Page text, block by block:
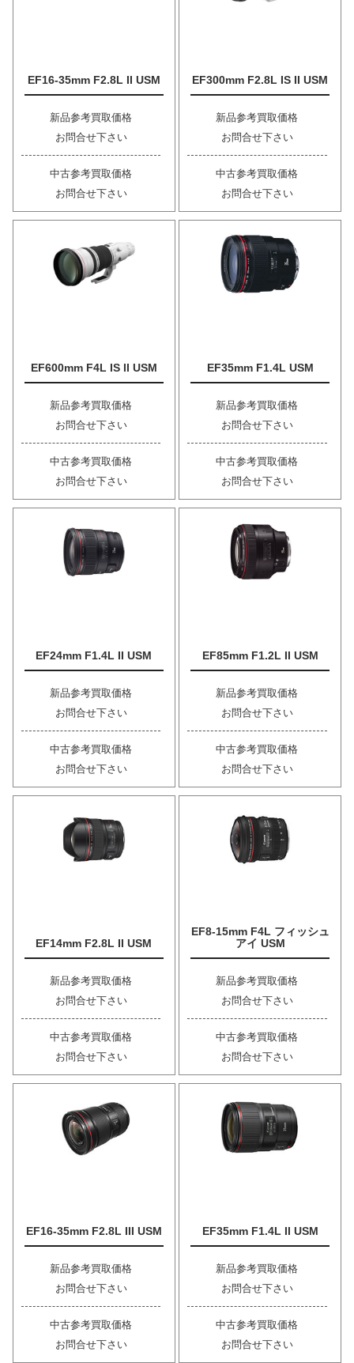
EF16-35mm F2.8L II USM
新品参考買取価格
お問合せ下さい
中古参考買取価格
お問合せ下さい
EF300mm F2.8L IS II USM
新品参考買取価格
お問合せ下さい
中古参考買取価格
お問合せ下さい
EF600mm F4L IS II USM
新品参考買取価格
お問合せ下さい
中古参考買取価格
お問合せ下さい
EF35mm F1.4L USM
新品参考買取価格
お問合せ下さい
中古参考買取価格
お問合せ下さい
EF24mm F1.4L II USM
新品参考買取価格
お問合せ下さい
中古参考買取価格
お問合せ下さい
EF85mm F1.2L II USM
新品参考買取価格
お問合せ下さい
中古参考買取価格
お問合せ下さい
EF14mm F2.8L II USM
新品参考買取価格
お問合せ下さい
中古参考買取価格
お問合せ下さい
EF8-15mm F4L フィッシュ
アイ USM
新品参考買取価格
お問合せ下さい
中古参考買取価格
お問合せ下さい
EF16-35mm F2.8L III USM
新品参考買取価格
お問合せ下さい
中古参考買取価格
お問合せ下さい
EF35mm F1.4L II USM
新品参考買取価格
お問合せ下さい
中古参考買取価格
お問合せ下さい